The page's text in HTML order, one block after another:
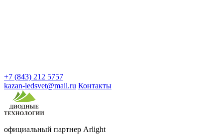
+7 (843) 212 5757
kazan-ledsvet@mail.ru Контакты
официальный партнер Arlight